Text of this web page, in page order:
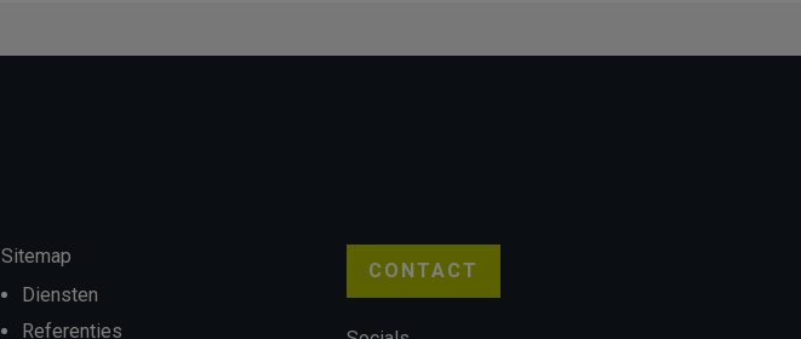
Sitemap
Diensten
Referenties
CONTACT